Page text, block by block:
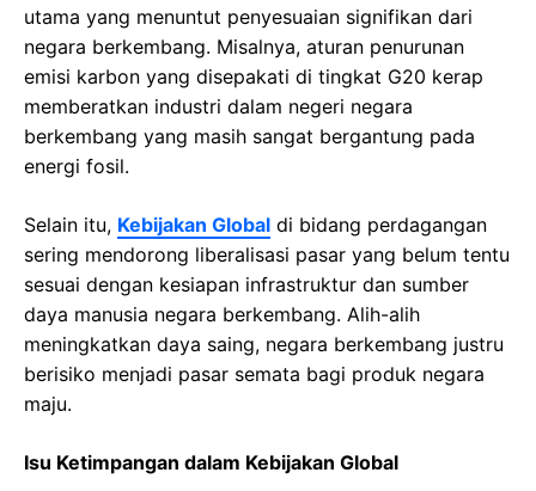
utama yang menuntut penyesuaian signifikan dari
negara berkembang. Misalnya, aturan penurunan
emisi karbon yang disepakati di tingkat G20 kerap
memberatkan industri dalam negeri negara
berkembang yang masih sangat bergantung pada
energi fosil.
Selain itu, Kebijakan Global di bidang perdagangan
sering mendorong liberalisasi pasar yang belum tentu
sesuai dengan kesiapan infrastruktur dan sumber
daya manusia negara berkembang. Alih-alih
meningkatkan daya saing, negara berkembang justru
berisiko menjadi pasar semata bagi produk negara
maju.
Isu Ketimpangan dalam Kebijakan Global